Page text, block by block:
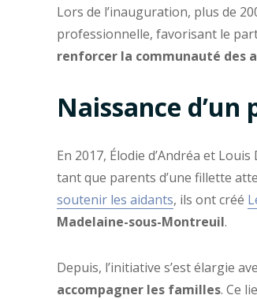
Lors de l’inauguration, plus de
professionnelle, favorisant le
renforcer la communauté des
Naissance
En 2017, Élodie d’Andréa et
tant que parents d’une fillette
soutenir les aidants, ils ont créé
Madelaine-sous-Montreuil.
Depuis, l’initiative s’est élargie
accompagner les familles. Ce